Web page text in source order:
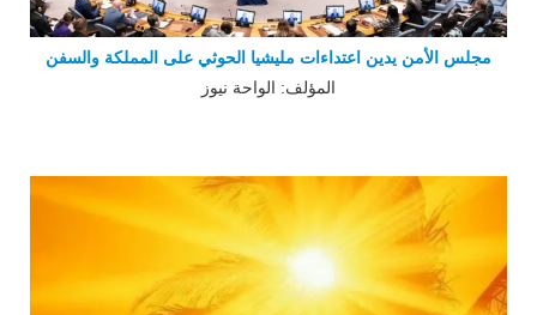
مجلس الأمن يدين اعتداءات مليشيا الحوثي على المملكة والسفن
المؤلف: الواحة نيوز